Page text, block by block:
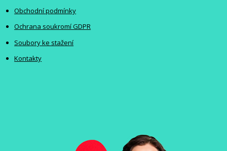
Obchodní podmínky
Ochrana soukromí GDPR
Soubory ke stažení
Kontakty